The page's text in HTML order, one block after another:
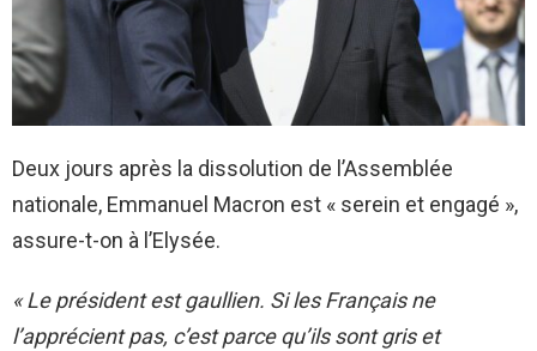
Deux jours après la dissolution de l’Assemblée
nationale, Emmanuel Macron est « serein et engagé »,
assure-t-on à l’Elysée.
« Le président est gaullien. Si les Français ne
l’apprécient pas, c’est parce qu’ils sont gris et